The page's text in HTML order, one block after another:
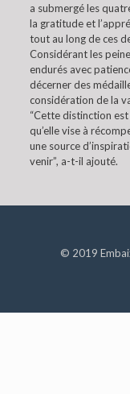
a submergé les
la gratitude et
tout au long de ces
Considérant les
endurés avec
décerner des
considération de la
“Cette distinction
qu’elle vise à
une source
venir”, a-t-il ajouté.
© 2019